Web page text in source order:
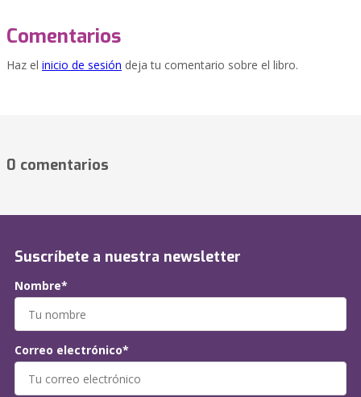
Comentarios
Haz el inicio de sesión deja tu comentario sobre el libro.
0 comentarios
Suscríbete a nuestra newsletter
Nombre*
Correo electrónico*